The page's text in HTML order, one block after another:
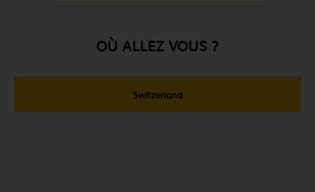
OÙ ALLEZ VOUS ?
Switzerland